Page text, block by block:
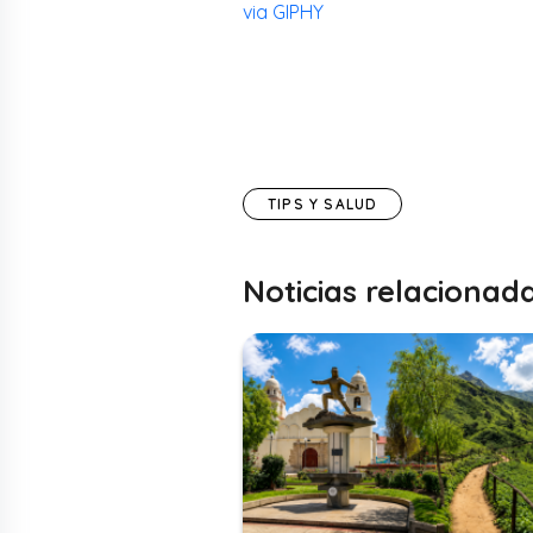
via GIPHY
TIPS Y SALUD
Noticias